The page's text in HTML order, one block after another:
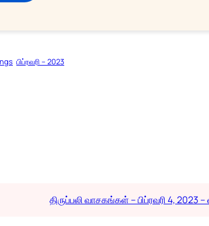
பிப்ரவரி – 2023
திருப்பலி வாசகங்கள் – பிப்ரவரி 4, 2023